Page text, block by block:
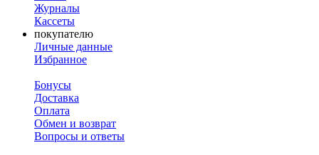
Журналы
Кассеты
покупателю
Личные данные
Избранное
Бонусы
Доставка
Оплата
Обмен и возврат
Вопросы и ответы